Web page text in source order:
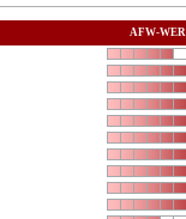
AFW-